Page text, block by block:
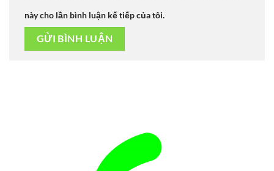
này cho lần bình luận kế tiếp của tôi.